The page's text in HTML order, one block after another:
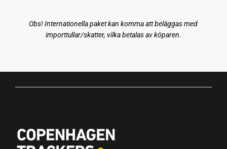
Obs! Internationella paket kan komma att beläggas med
importtullar/skatter, vilka betalas av köparen.